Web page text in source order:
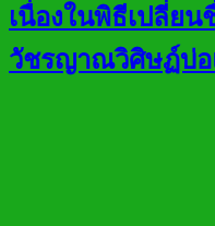
เนื่องในพิธีเปลี่ยน
วัชรญาณวิศิษฏ์บ่อ